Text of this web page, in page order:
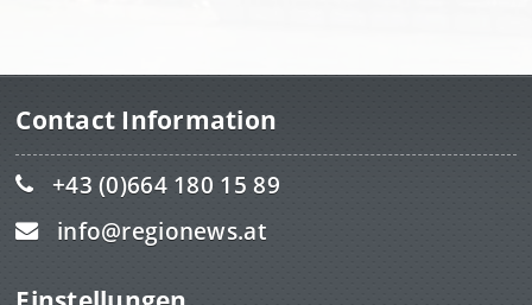
Contact Information
+43 (0)664 180 15 89
info@regionews.at